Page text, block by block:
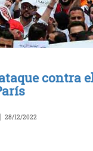
contra
28/12/2022